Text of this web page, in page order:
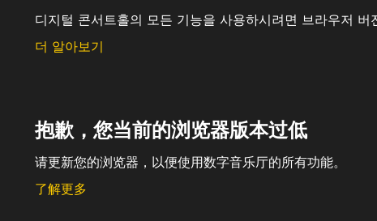
디지털 콘서트홀의 모든 기능을 사용하시려면 브라우저 버
더 알아보기
抱歉，您当前的浏览器版本过低
请更新您的浏览器，以便使用数字音乐厅的所有功能。
了解更多